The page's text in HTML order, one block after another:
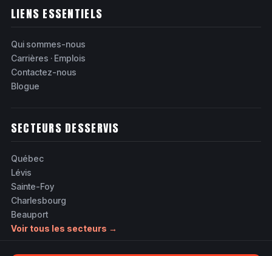
LIENS ESSENTIELS
Qui sommes-nous
Carrières · Emplois
Contactez-nous
Blogue
SECTEURS DESSERVIS
Québec
Lévis
Sainte-Foy
Charlesbourg
Beauport
Voir tous les secteurs →